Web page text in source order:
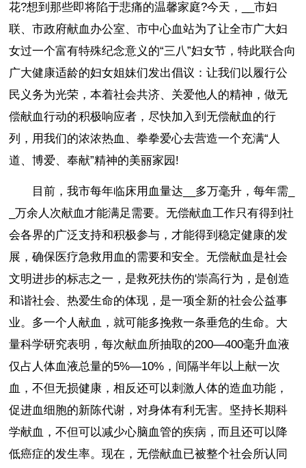
花?想到那些即将陷于悲痛的温馨家庭?今天，__市妇
联、市政府献血办公室、市中心血站为了让全市广大妇
女过一个富有特殊纪念意义的“三八”妇女节，特此联合向
广大健康适龄的妇女姐妹们发出倡议：让我们以履行公
民义务为光荣，本着社会共济、关爱他人的精神，做无
偿献血行动的积极响应者，尽快加入到无偿献血的行
列，用我们的浓浓热血、拳拳爱心去营造一个充满“人
道、博爱、奉献”精神的美丽家园!
目前，我市每年临床用血量达__多万毫升，每年需_
_万余人次献血才能满足需要。无偿献血工作只有得到社
会各界的广泛支持和积极参与，才能得到稳定健康的发
展，确保医疗急救用血的需要和安全。无偿献血是社会
文明进步的标志之一，是救死扶伤的'崇高行为，是创造
和谐社会、热爱生命的体现，是一项全新的社会公益事
业。多一个人献血，就可能多挽救一条垂危的生命。大
量科学研究表明，每次献血所抽取的200—400毫升血液
仅占人体血液总量的5%—10%，间隔半年以上献一次
血，不但无损健康，相反还可以刺激人体的造血功能，
促进血细胞的新陈代谢，对身体有利无害。坚持长期科
学献血，不但可以减少心脑血管的疾病，而且还可以降
低癌症的发生率。现在，无偿献血已被整个社会所认同